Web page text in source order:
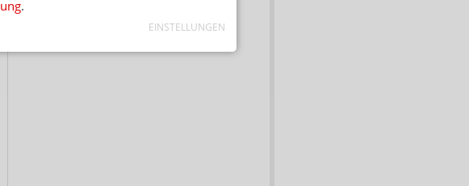
.
EINSTELLUNGEN